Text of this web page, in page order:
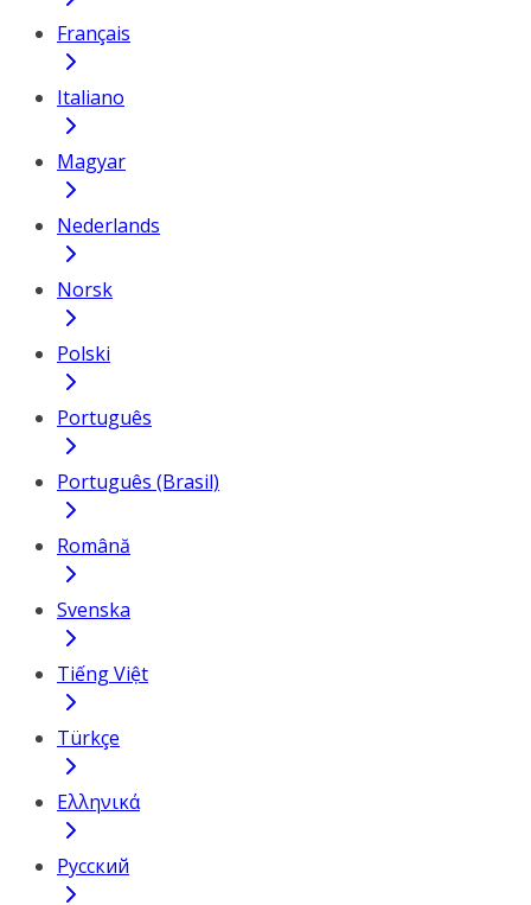
Français
Italiano
Magyar
Nederlands
Norsk
Polski
Português
Português (Brasil)
Română
Svenska
Tiếng Việt
Türkçe
Ελληνικά
Русский